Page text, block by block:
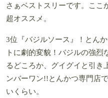
さぁベストスリーです。ここ
超オススメ。
3位『バジルソース』！とん
トに劇的変貌！バジルの強
るどころか、グイグイと引き
ンバーワン!!とんかつ専門店
いくらい。